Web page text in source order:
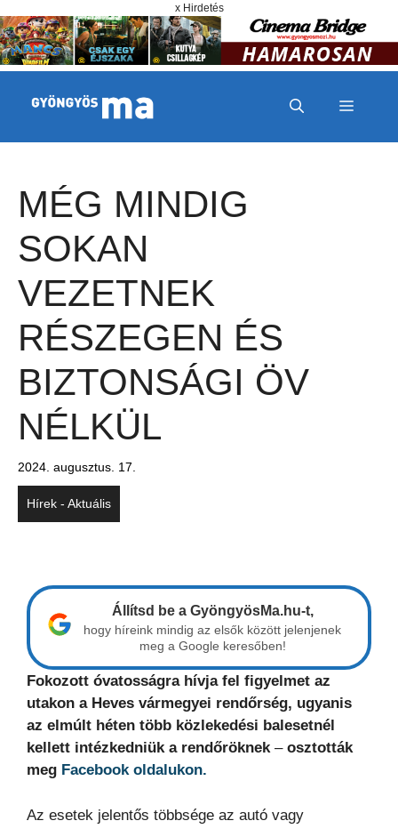
x Hirdetés
MENÜ
MÉG MINDIG
SOKAN
VEZETNEK
RÉSZEGEN ÉS
BIZTONSÁGI ÖV
NÉLKÜL
2024. augusztus. 17.
Hírek - Aktuális
Állítsd be a GyöngyösMa.hu-t,
hogy híreink mindig az elsők között jelenjenek
meg a Google keresőben!
Fokozott óvatosságra hívja fel figyelmet az
utakon a Heves vármegyei rendőrség, ugyanis
az elmúlt héten több közlekedési balesetnél
kellett intézkedniük a rendőröknek–osztották
meg Facebook oldalukon.
Az esetek jelentős többsége az autó vagy